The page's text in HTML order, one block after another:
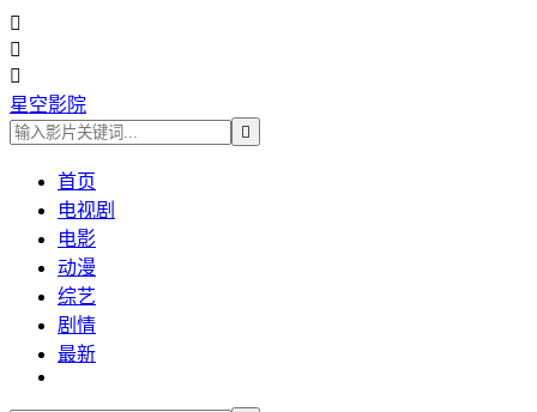



星空影院

首页
电视剧
电影
动漫
综艺
剧情
最新